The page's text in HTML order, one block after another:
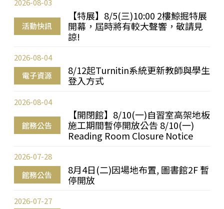
活動快訊
【特展】8/5(三)10:00 2樓鯨掘特展
開幕，屆時將有較大聲響，敬請見
諒!
2026-08-03
電子資源
8/12起Turnitin系統更新教師與學生
登入方式
2026-08-04
館務公告
【開閉館】8/10(一)自習室高架地板
施工期間暫停開放公告 8/10(一)
Reading Room Closure Notice
2026-08-04
館務公告
8月4日(二)因場地布置, 圖書館2F 暫
停開放
2026-07-28
2026-07-27